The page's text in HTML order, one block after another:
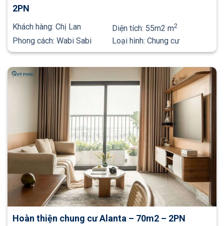
2PN
Khách hàng: Chị Lan Diện tích: 55m2 m2
Phong cách: Wabi Sabi Loại hình: Chung cư
Hoàn thiện chung cư Alanta – 70m2 – 2PN